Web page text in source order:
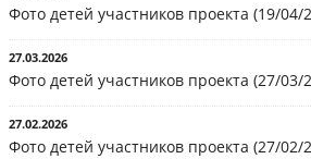
Фото детей участников проекта (19/04/
27.03.2026
Фото детей участников проекта (27/03/
27.02.2026
Фото детей участников проекта (27/02/